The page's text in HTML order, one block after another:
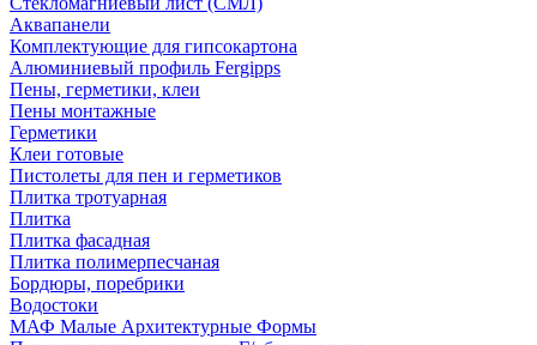
Аквапанели
Комплектующие для гипсокартона
Алюминиевый профиль Fergipps
Пены, герметики, клеи
Пены монтажные
Герметики
Клеи готовые
Пистолеты для пен и герметиков
Плитка тротуарная
Плитка
Плитка фасадная
Плитка полимерпесчаная
Бордюры, поребрики
Водостоки
МАФ Малые Архитектурные Формы